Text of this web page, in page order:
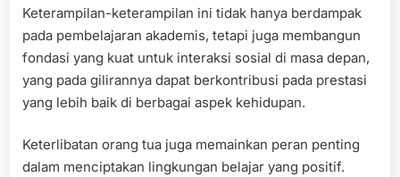
Keterampilan-keterampilan ini tidak hanya berdampak
pada pembelajaran akademis, tetapi juga membangun
fondasi yang kuat untuk interaksi sosial di masa depan,
yang pada gilirannya dapat berkontribusi pada prestasi
yang lebih baik di berbagai aspek kehidupan.
Keterlibatan orang tua juga memainkan peran penting
dalam menciptakan lingkungan belajar yang positif.